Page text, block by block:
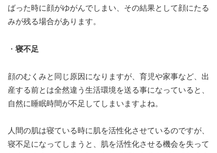
ばった時に顔がゆがんでしまい、その結果として顔にたる
みが残る場合があります。
・ 寝不足
顔のむくみと同じ原因になりますが、育児や家事など、出
産する前とは全然違う生活環境を送る事になっていると、
自然に睡眠時間が不足してしまいますよね。
人間の肌は寝ている時に肌を活性化させているのですが、
寝不足になってしまうと、肌を活性化させる機会を失って